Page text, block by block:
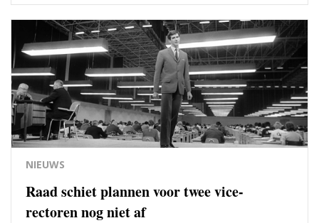
NIEUWS
Raad schiet plannen voor twee vice-
rectoren nog niet af